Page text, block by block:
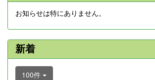
お知らせは特にありません。
新着
100件